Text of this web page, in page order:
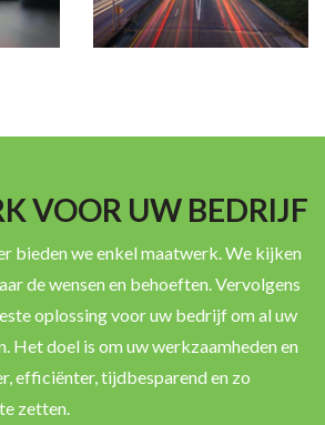
VOOR UW BEDRIJF
bieden we enkel maatwerk. We kijken
de wensen en behoeften. Vervolgens
oplossing voor uw bedrijf om al uw
Het doel is om uw werkzaamheden en
efficiënter, tijdbesparend en zo
zetten.